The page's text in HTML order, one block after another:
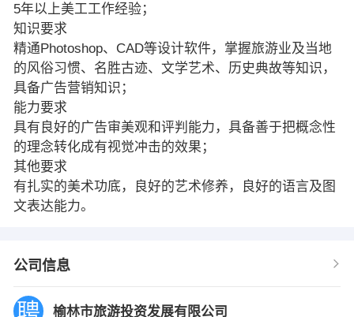
5年以上美工工作经验；
知识要求
精通Photoshop、CAD等设计软件，掌握旅游业及当地
的风俗习惯、名胜古迹、文学艺术、历史典故等知识，
具备广告营销知识；
能力要求
具有良好的广告审美观和评判能力，具备善于把概念性
的理念转化成有视觉冲击的效果；
其他要求
有扎实的美术功底，良好的艺术修养，良好的语言及图
文表达能力。
公司信息
榆林市旅游投资发展有限公司